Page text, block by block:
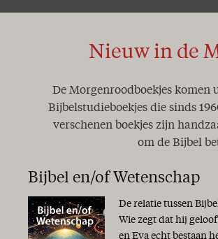
Nieuw in de
De Morgenroodboekjes komen
Bijbelstudieboekjes die sinds
verschenen boekjes zijn
om de Bijbel
Bijbel en/of Wetenschap
De relatie tussen
Wie zegt dat hij
en Eva echt bestaan